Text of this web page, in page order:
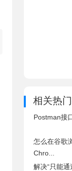
相关热
Postman接
怎么在谷歌
Chro...
解决“只能